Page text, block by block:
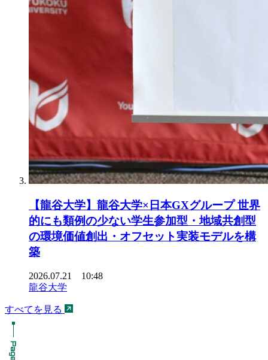
【龍谷大学】龍谷大学×日本GXグループ 世界
的にも類例の少ない学生参加型・地域共創型
の環境価値創出・オフセット実装モデルを構
築
2026.07.21 10:48
龍谷大学
すべてを見る